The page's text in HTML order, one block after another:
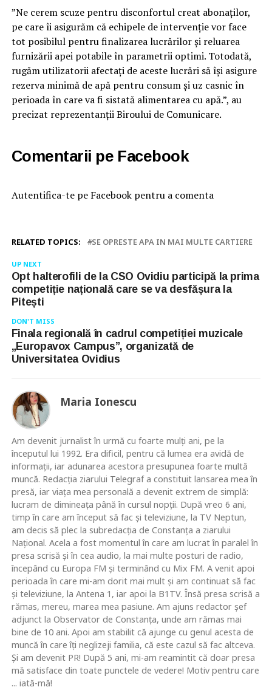
”Ne cerem scuze pentru disconfortul creat abonaților,
pe care îi asigurăm că echipele de intervenție vor face
tot posibilul pentru finalizarea lucrărilor și reluarea
furnizării apei potabile în parametrii optimi. Totodată,
rugăm utilizatorii afectați de aceste lucrări să își asigure
rezerva minimă de apă pentru consum și uz casnic în
perioada în care va fi sistată alimentarea cu apă.”, au
precizat reprezentanții Biroului de Comunicare.
Comentarii pe Facebook
Autentifica-te pe Facebook pentru a comenta
RELATED TOPICS: SE OPRESTE APA IN MAI MULTE CARTIERE
UP NEXT
Opt halterofili de la CSO Ovidiu participă la prima
competiție națională care se va desfășura la
Pitești
DON'T MISS
Finala regională în cadrul competiției muzicale
„Europavox Campus”, organizată de
Universitatea Ovidius
Maria Ionescu
Am devenit jurnalist în urmă cu foarte mulţi ani, pe la
începutul lui 1992. Era dificil, pentru că lumea era avidă de
informaţii, iar adunarea acestora presupunea foarte multă
muncă. Redacţia ziarului Telegraf a constituit lansarea mea în
presă, iar viaţa mea personală a devenit extrem de simplă:
lucram de dimineaţa până în cursul nopţii. După vreo 6 ani,
timp în care am început să fac şi televiziune, la TV Neptun,
am decis să plec la subredacţia de Constanţa a ziarului
Naţional. Acela a fost momentul în care am lucrat în paralel în
presa scrisă şi în cea audio, la mai multe posturi de radio,
începând cu Europa FM şi terminând cu Mix FM. A venit apoi
perioada în care mi-am dorit mai mult şi am continuat să fac
şi televiziune, la Antena 1, iar apoi la B1TV. Însă presa scrisă a
rămas, mereu, marea mea pasiune. Am ajuns redactor şef
adjunct la Observator de Constanţa, unde am rămas mai
bine de 10 ani. Apoi am stabilit că ajunge cu genul acesta de
muncă în care îţi neglizeji familia, că este cazul să fac altceva.
Şi am devenit PR! După 5 ani, mi-am reamintit că doar presa
mă satisface din toate punctele de vedere! Motiv pentru care
... iată-mă!